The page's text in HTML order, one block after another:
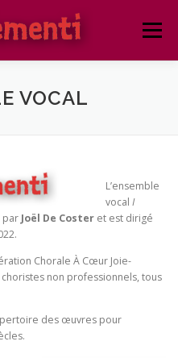
Menu
VOCAL
PROTÉGÉ
VOCAL
L’ensemble
vocal I
par Joël De Coster et est dirigé
Chorale À Cœur Joie-
non professionnels, tous
des œuvres pour